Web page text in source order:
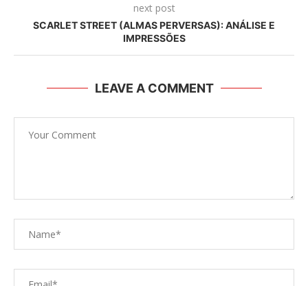
next post
SCARLET STREET (ALMAS PERVERSAS): ANÁLISE E
IMPRESSÕES
LEAVE A COMMENT